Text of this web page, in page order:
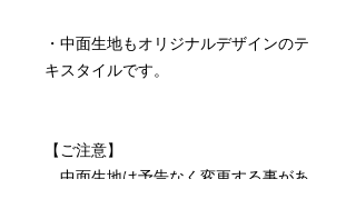
・中面生地もオリジナルデザインのテ
キスタイルです。
【ご注意】
中面生地は予告なく変更する事があ